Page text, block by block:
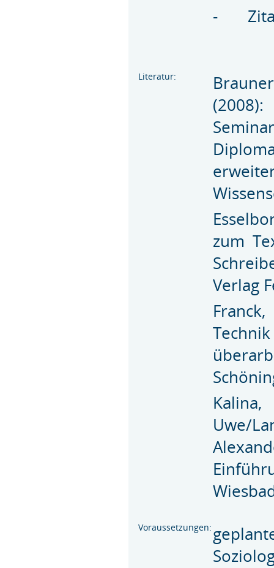
-
Literatur:
(2008):
zum
Verlag
Kalina,
Uwe/
Voraussetzungen: